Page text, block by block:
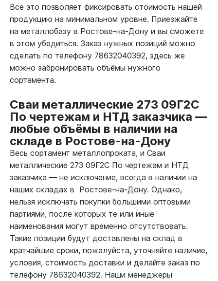
Все это позволяет фиксировать стоимость нашей
продукцию на минимальном уровне. Приезжайте
на металлобазу в Ростове-на-Дону и вы сможете
в этом убедиться. Заказ нужных позиций можно
сделать по телефону 78632040392, здесь же
можно забронировать объёмы нужного
сортамента.
Сваи металлические 273 09Г2С
По чертежам и НТД заказчика —
любые объёмы в наличии на
складе в Ростове-на-Дону
Весь сортамент металлопроката, и Сваи
металлические 273 09Г2С По чертежам и НТД
заказчика — не исключение, всегда в наличии на
наших складах в Ростове-на-Дону. Однако,
нельзя исключать покупки большими оптовыми
партиями, после которых те или иные
наименования могут временно отсутствовать.
Такие позиции будут доставлены на склад в
кратчайшие сроки, пожалуйста, уточняйте наличие,
условия, стоимость доставки и делайте заказ по
телефону 78632040392. Наши менеджеры